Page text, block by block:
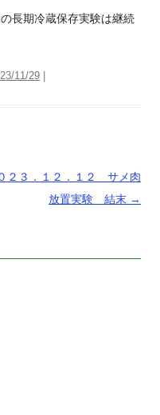
長期冷蔵保存実験は継続
11/29
２３．１２．１２ サメ肉
放置実験 結末 →